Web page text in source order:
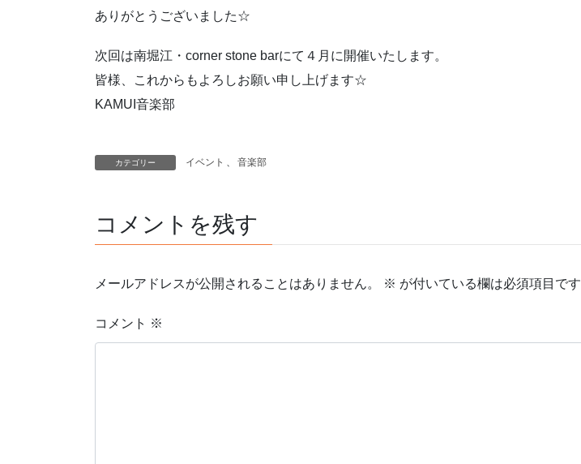
ありがとうございました☆
次回は南堀江・corner stone barにて４月に開催いたします。
皆様、これからもよろしお願い申し上げます☆
KAMUI音楽部
カテゴリー イベント 音楽部
コメントを残す
メールアドレスが公開されることはありません。 ※ が付いている欄は必須項目です
コメント ※